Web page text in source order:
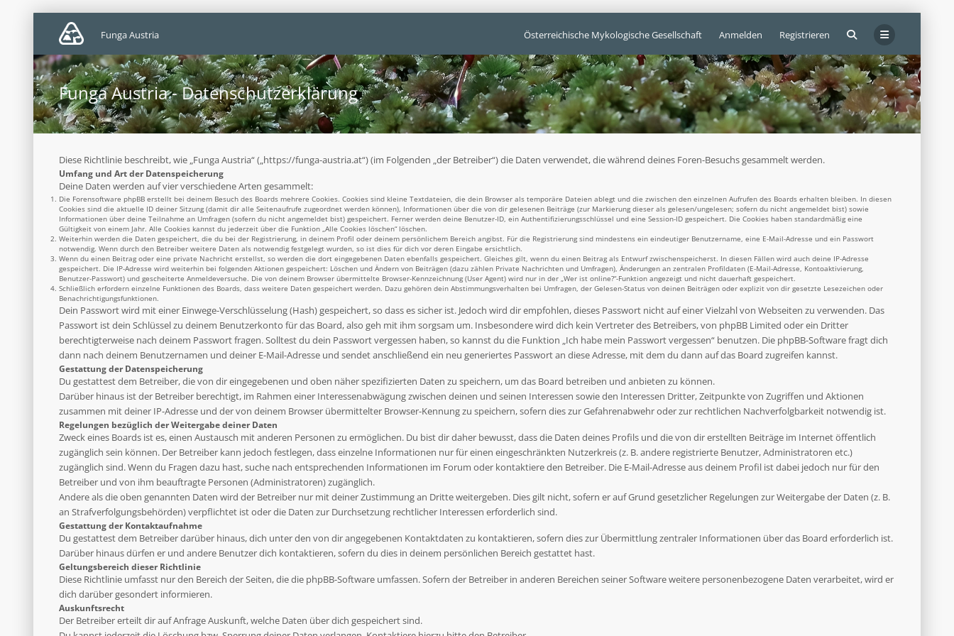
Österreichische Mykologische Gesellschaft Anmelden Registrieren
Funga Austria
Funga Austria - Datenschutzerklärung
Diese Richtlinie beschreibt, wie „Funga Austria“ („https://funga-austria.at“) (im Folgenden „der Betreiber“) die Daten verwendet, die während deines Foren-Besuchs gesammelt werden.
Umfang und Art der Datenspeicherung
Deine Daten werden auf vier verschiedene Arten gesammelt:
Die Forensoftware phpBB erstellt bei deinem Besuch des Boards mehrere Cookies. Cookies sind kleine Textdateien, die dein Browser als temporäre Dateien ablegt und die zwischen den einzelnen Aufrufen des Boards erhalten bleiben. In diesen
Cookies sind die aktuelle ID deiner Sitzung (damit dir alle Seitenaufrufe zugeordnet werden können), Informationen über die von dir gelesenen Beiträge (zur Markierung dieser als gelesen/ungelesen; sofern du nicht angemeldet bist) sowie
Informationen über deine Teilnahme an Umfragen (sofern du nicht angemeldet bist) gespeichert. Ferner werden deine Benutzer-ID, ein Authentifizierungsschlüssel und eine Session-ID gespeichert. Die Cookies haben standardmäßig eine
Gültigkeit von einem Jahr. Alle Cookies kannst du jederzeit über die Funktion „Alle Cookies löschen“ löschen.
Weiterhin werden die Daten gespeichert, die du bei der Registrierung, in deinem Profil oder deinem persönlichem Bereich angibst. Für die Registrierung sind mindestens ein eindeutiger Benutzername, eine E-Mail-Adresse und ein Passwort
notwendig. Wenn durch den Betreiber weitere Daten als notwendig festgelegt wurden, so ist dies für dich vor deren Eingabe ersichtlich.
Wenn du einen Beitrag oder eine private Nachricht erstellst, so werden die dort eingegebenen Daten ebenfalls gespeichert. Gleiches gilt, wenn du einen Beitrag als Entwurf zwischenspeicherst. In diesen Fällen wird auch deine IP-Adresse
gespeichert. Die IP-Adresse wird weiterhin bei folgenden Aktionen gespeichert: Löschen und Ändern von Beiträgen (dazu zählen Private Nachrichten und Umfragen), Änderungen an zentralen Profildaten (E-Mail-Adresse, Kontoaktivierung,
Benutzer-Passwort) und gescheiterte Anmeldeversuche. Die von deinem Browser übermittelte Browser-Kennzeichnung (User Agent) wird nur in der „Wer ist online?“-Funktion angezeigt und nicht dauerhaft gespeichert.
Schließlich erfordern einzelne Funktionen des Boards, dass weitere Daten gespeichert werden. Dazu gehören dein Abstimmungsverhalten bei Umfragen, der Gelesen-Status von deinen Beiträgen oder explizit von dir gesetzte Lesezeichen oder
Benachrichtigungsfunktionen.
Dein Passwort wird mit einer Einwege-Verschlüsselung (Hash) gespeichert, so dass es sicher ist. Jedoch wird dir empfohlen, dieses Passwort nicht auf einer Vielzahl von Webseiten zu verwenden. Das
Passwort ist dein Schlüssel zu deinem Benutzerkonto für das Board, also geh mit ihm sorgsam um. Insbesondere wird dich kein Vertreter des Betreibers, von phpBB Limited oder ein Dritter
berechtigterweise nach deinem Passwort fragen. Solltest du dein Passwort vergessen haben, so kannst du die Funktion „Ich habe mein Passwort vergessen“ benutzen. Die phpBB-Software fragt dich
dann nach deinem Benutzernamen und deiner E-Mail-Adresse und sendet anschließend ein neu generiertes Passwort an diese Adresse, mit dem du dann auf das Board zugreifen kannst.
Gestattung der Datenspeicherung
Du gestattest dem Betreiber, die von dir eingegebenen und oben näher spezifizierten Daten zu speichern, um das Board betreiben und anbieten zu können.
Darüber hinaus ist der Betreiber berechtigt, im Rahmen einer Interessenabwägung zwischen deinen und seinen Interessen sowie den Interessen Dritter, Zeitpunkte von Zugriffen und Aktionen
zusammen mit deiner IP-Adresse und der von deinem Browser übermittelter Browser-Kennung zu speichern, sofern dies zur Gefahrenabwehr oder zur rechtlichen Nachverfolgbarkeit notwendig ist.
Regelungen bezüglich der Weitergabe deiner Daten
Zweck eines Boards ist es, einen Austausch mit anderen Personen zu ermöglichen. Du bist dir daher bewusst, dass die Daten deines Profils und die von dir erstellten Beiträge im Internet öffentlich
zugänglich sein können. Der Betreiber kann jedoch festlegen, dass einzelne Informationen nur für einen eingeschränkten Nutzerkreis (z. B. andere registrierte Benutzer, Administratoren etc.)
zugänglich sind. Wenn du Fragen dazu hast, suche nach entsprechenden Informationen im Forum oder kontaktiere den Betreiber. Die E-Mail-Adresse aus deinem Profil ist dabei jedoch nur für den
Betreiber und von ihm beauftragte Personen (Administratoren) zugänglich.
Andere als die oben genannten Daten wird der Betreiber nur mit deiner Zustimmung an Dritte weitergeben. Dies gilt nicht, sofern er auf Grund gesetzlicher Regelungen zur Weitergabe der Daten (z. B.
an Strafverfolgungsbehörden) verpflichtet ist oder die Daten zur Durchsetzung rechtlicher Interessen erforderlich sind.
Gestattung der Kontaktaufnahme
Du gestattest dem Betreiber darüber hinaus, dich unter den von dir angegebenen Kontaktdaten zu kontaktieren, sofern dies zur Übermittlung zentraler Informationen über das Board erforderlich ist.
Darüber hinaus dürfen er und andere Benutzer dich kontaktieren, sofern du dies in deinem persönlichen Bereich gestattet hast.
Geltungsbereich dieser Richtlinie
Diese Richtlinie umfasst nur den Bereich der Seiten, die die phpBB-Software umfassen. Sofern der Betreiber in anderen Bereichen seiner Software weitere personenbezogene Daten verarbeitet, wird er
dich darüber gesondert informieren.
Auskunftsrecht
Der Betreiber erteilt dir auf Anfrage Auskunft, welche Daten über dich gespeichert sind.